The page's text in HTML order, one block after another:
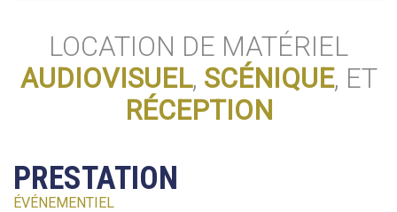
LOCATION DE MATÉRIEL
AUDIOVISUEL, SCÉNIQUE, ET
RÉCEPTION
PRESTATION
ÉVÉNEMENTIEL